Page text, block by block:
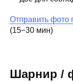
Отправить фото
(15−30 мин)
Шарнир /